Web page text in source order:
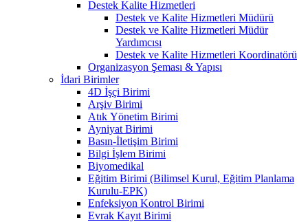
Destek Kalite Hizmetleri
Destek ve Kalite Hizmetleri Müdürü
Destek ve Kalite Hizmetleri Müdür
Yardımcısı
Destek ve Kalite Hizmetleri Koordinatörü
Organizasyon Şeması & Yapısı
İdari Birimler
4D İşçi Birimi
Arşiv Birimi
Atık Yönetim Birimi
Ayniyat Birimi
Basın-İletişim Birimi
Bilgi İşlem Birimi
Biyomedikal
Eğitim Birimi (Bilimsel Kurul, Eğitim Planlama
Kurulu-EPK)
Enfeksiyon Kontrol Birimi
Evrak Kayıt Birimi